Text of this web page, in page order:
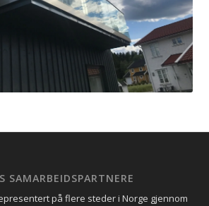
SAMARBEIDSPARTNERE
på flere steder i Norge gjennom